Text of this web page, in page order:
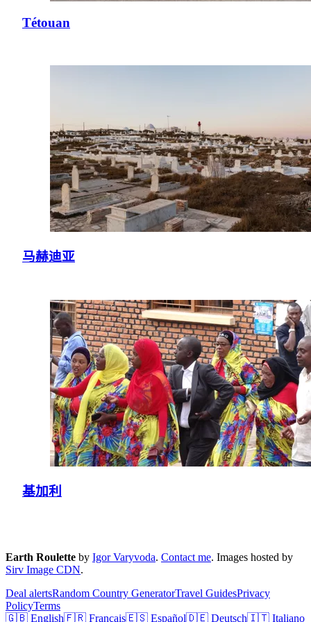
Tétouan
马赫迪亚
基加利
Earth Roulette by Igor Varyvoda. Contact me. Images hosted by
Sirv Image CDN.
Deal alertsRandom Country GeneratorTravel GuidesPrivacy
PolicyTerms
🇬🇧 English🇫🇷 Français🇪🇸 Español🇩🇪 Deutsch🇮🇹 Italiano